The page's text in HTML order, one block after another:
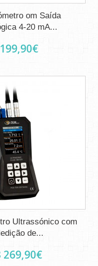
om Saída
4-20 mA...
199,90€
Ultrassónico com
de...
269,90€